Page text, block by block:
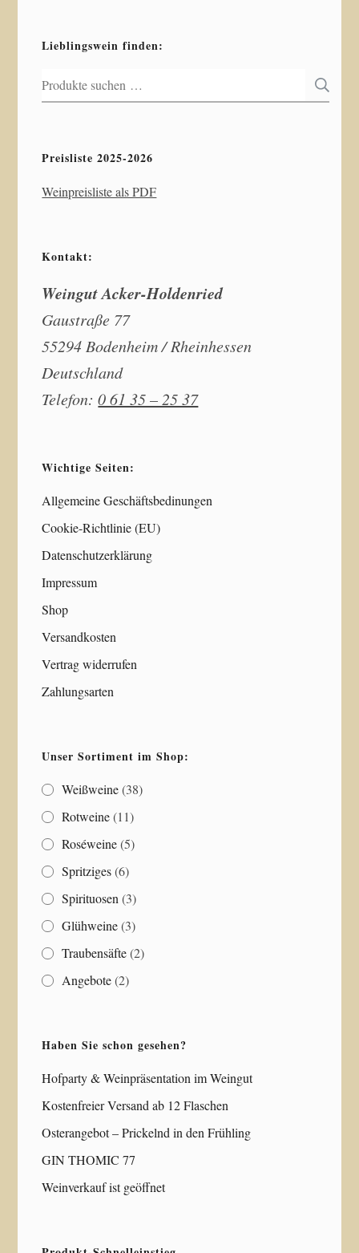
Lieblingswein finden:
Suchen
nach:
Preisliste 2025-2026
Weinpreisliste als PDF
Kontakt:
Weingut Acker-Holdenried
Gaustraße 77
55294 Bodenheim / Rheinhessen
Deutschland
Telefon:0 61 35 – 25 37
Wichtige Seiten:
Allgemeine Geschäftsbedinungen
Cookie-Richtlinie (EU)
Datenschutzerklärung
Impressum
Shop
Versandkosten
Vertrag widerrufen
Zahlungsarten
Unser Sortiment im Shop:
Weißweine (38)
Rotweine (11)
Roséweine (5)
Spritziges (6)
Spirituosen (3)
Glühweine (3)
Traubensäfte (2)
Angebote (2)
Haben Sie schon gesehen?
Hofparty & Weinpräsentation im Weingut
Kostenfreier Versand ab 12 Flaschen
Osterangebot – Prickelnd in den Frühling
GIN THOMIC 77
Weinverkauf ist geöffnet